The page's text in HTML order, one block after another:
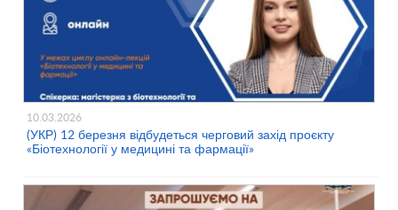
10.03.2026
(УКР) 12 березня відбудеться черговий захід проєкту
«Біотехнології у медицині та фармації»